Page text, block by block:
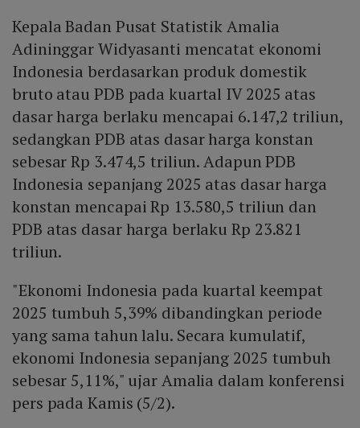
Kepala Badan Pusat Statistik Amalia
Adininggar Widyasanti mencatat ekonomi
Indonesia berdasarkan produk domestik
bruto atau PDB pada kuartal IV 2025 atas
dasar harga berlaku mencapai 6.147,2 triliun,
sedangkan PDB atas dasar harga konstan
sebesar Rp 3.474,5 triliun. Adapun PDB
Indonesia sepanjang 2025 atas dasar harga
konstan mencapai Rp 13.580,5 triliun dan
PDB atas dasar harga berlaku Rp 23.821
triliun.
"Ekonomi Indonesia pada kuartal keempat
2025 tumbuh 5,39% dibandingkan periode
yang sama tahun lalu. Secara kumulatif,
ekonomi Indonesia sepanjang 2025 tumbuh
sebesar 5,11%," ujar Amalia dalam konferensi
pers pada Kamis (5/2).